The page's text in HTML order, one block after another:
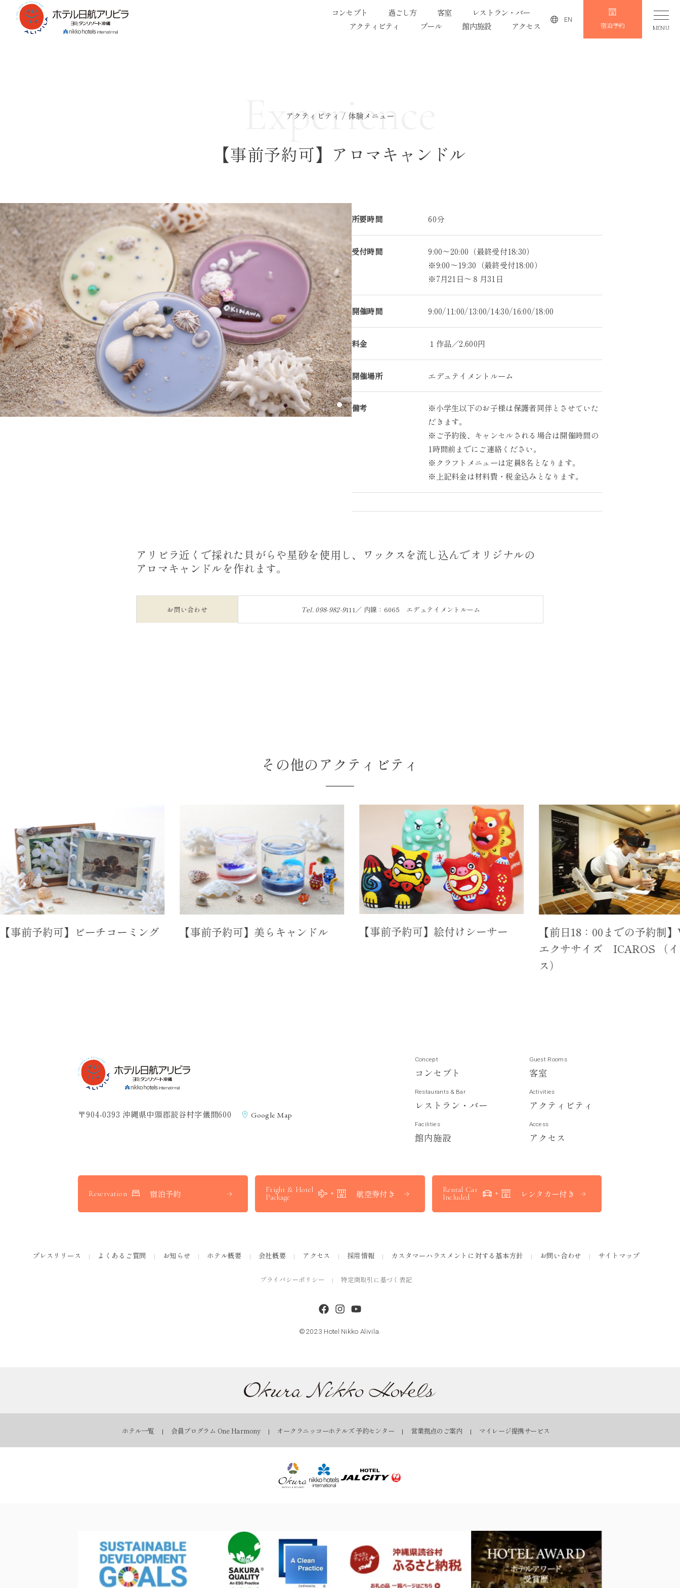
コンセプト 過ごし方 客室
レストラン・バー
アクティビティ
プール 館内施設 アクセス
EN
宿泊予約 MENU
Experience
アクティビティ / 体験メニュー
【事前予約可】アロマキャンドル
所要時間 60分
受付時間
9:00～20:00（最終受付18:30）
※9:00～19:30（最終受付18:00）
※7月21日～８月31日
開催時間 9:00/11:00/13:00/14:30/16:00/18:00
料金 １作品／2,600円
開催場所 エデュテイメントルーム
備考
※小学生以下のお子様は保護者同伴とさせていた
だきます。
※ご予約後、キャンセルされる場合は開催時間の
1時間前までにご連絡ください。
※クラフトメニューは定員8名となります。
※上記料金は材料費・税金込みとなります。
アリビラ近くで採れた貝がらや星砂を使用し、ワックスを流し込んでオリジナルの
アロマキャンドルを作れます。
お問い合わせ Tel. 098-982-9111／ 内線：6065 エデュテイメントルーム
その他のアクティビティ
約可】ビーチコーミング 【事前予約可】美らキャンドル 【事前予約可】絵付けシーサー
【前日18：00までの予約制】VR
エクササイズ ICAROS （イカロ
〒904-0393 沖縄県中頭郡読谷村字儀間600 Google Map
Concept
コ ンセ プト
Guest Rooms
客室
Restaurants & Bar
レ ス ト ラ ン ・ バー
Activities
ア ク テ ィ ビ テ ィ
Facilities
館内施設
Access
ア ク セ ス
Reservation 宿泊予約
Fright & Hotel
Package
航空券付き
Rental Car
Included
レンタカー付き
プレスリリース よくあるご質問 お知らせ ホテル概要 会社概要 アクセス 採用情報 カスタマーハラスメントに対する基本方針 お問い合わせ サイトマップ
プライバシーポリシー 特定商取引に基づく表記
©2023 Hotel Nikko Alivila.
ホテル一覧 会員プログラム One Harmony オークラニッコーホテルズ 予約センター 営業拠点のご案内 マイレージ提携サービス